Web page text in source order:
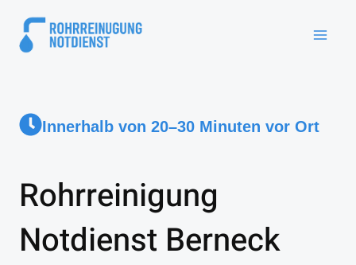
Innerhalb von 20–30 Minuten vor Ort
Rohrreinigung
Notdienst Berneck